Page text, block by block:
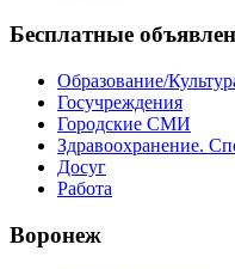
Бесплатные
Образование/
Госучреждения
Городские СМИ
Здравоохранение.
Досуг
Работа
Воронеж